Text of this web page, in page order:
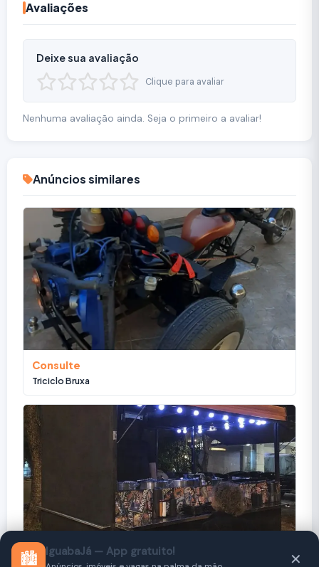
Avaliações
Deixe sua avaliação
Clique para avaliar
Nenhuma avaliação ainda. Seja o primeiro a avaliar!
Anúncios similares
Consulte
Triciclo Bruxa
R$ 11.000
🏙️ IguabaJá — App gratuito! ✕